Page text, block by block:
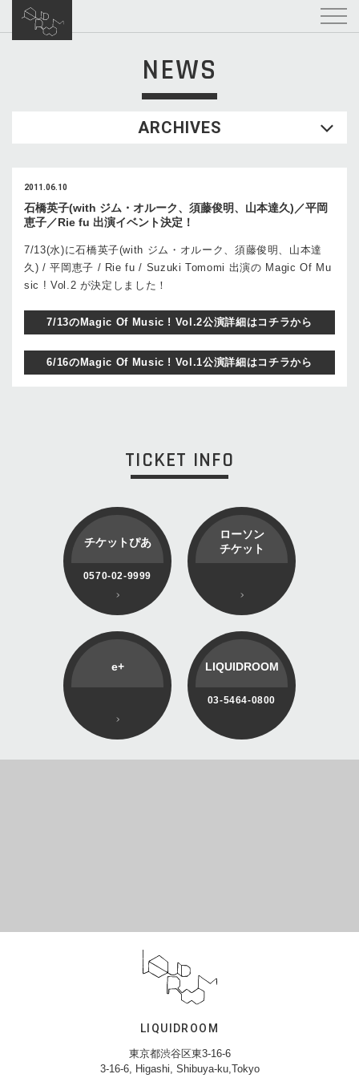
NEWS
ARCHIVES
2011.06.10
石橋英子(with ジム・オルーク、須藤俊明、山本達久)／平岡
恵子／Rie fu 出演イベント決定！
7/13(水)に石橋英子(with ジム・オルーク、須藤俊明、山本達
久) / 平岡恵子 / Rie fu / Suzuki Tomomi 出演の Magic Of Mu
sic ! Vol.2 が決定しました！
7/13のMagic Of Music ! Vol.2公演詳細はコチラから
6/16のMagic Of Music ! Vol.1公演詳細はコチラから
TICKET INFO
チケットぴあ
0570-02-9999
ローソン
チケット
e+ LIQUIDROOM
03-5464-0800
LIQUIDROOM
東京都渋谷区東3-16-6
3-16-6, Higashi, Shibuya-ku,Tokyo